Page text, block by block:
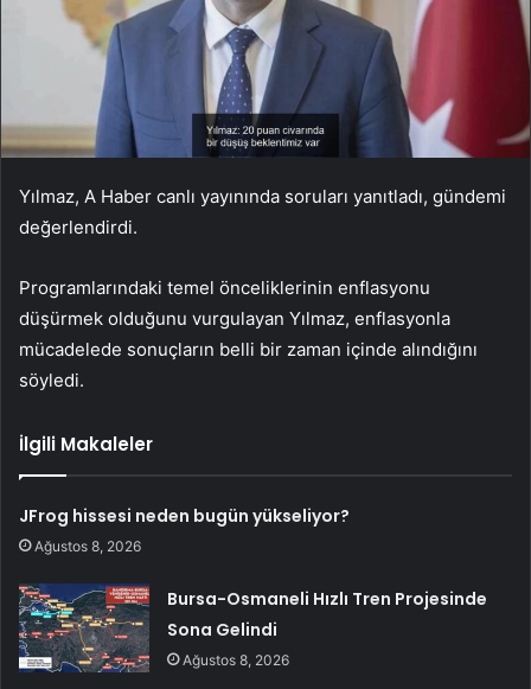
Yılmaz, A Haber canlı yayınında soruları yanıtladı, gündemi
değerlendirdi.
Programlarındaki temel önceliklerinin enflasyonu
düşürmek olduğunu vurgulayan Yılmaz, enflasyonla
mücadelede sonuçların belli bir zaman içinde alındığını
söyledi.
İlgili Makaleler
JFrog hissesi neden bugün yükseliyor?
Ağustos 8, 2026
Bursa-Osmaneli Hızlı Tren Projesinde
Sona Gelindi
Ağustos 8, 2026